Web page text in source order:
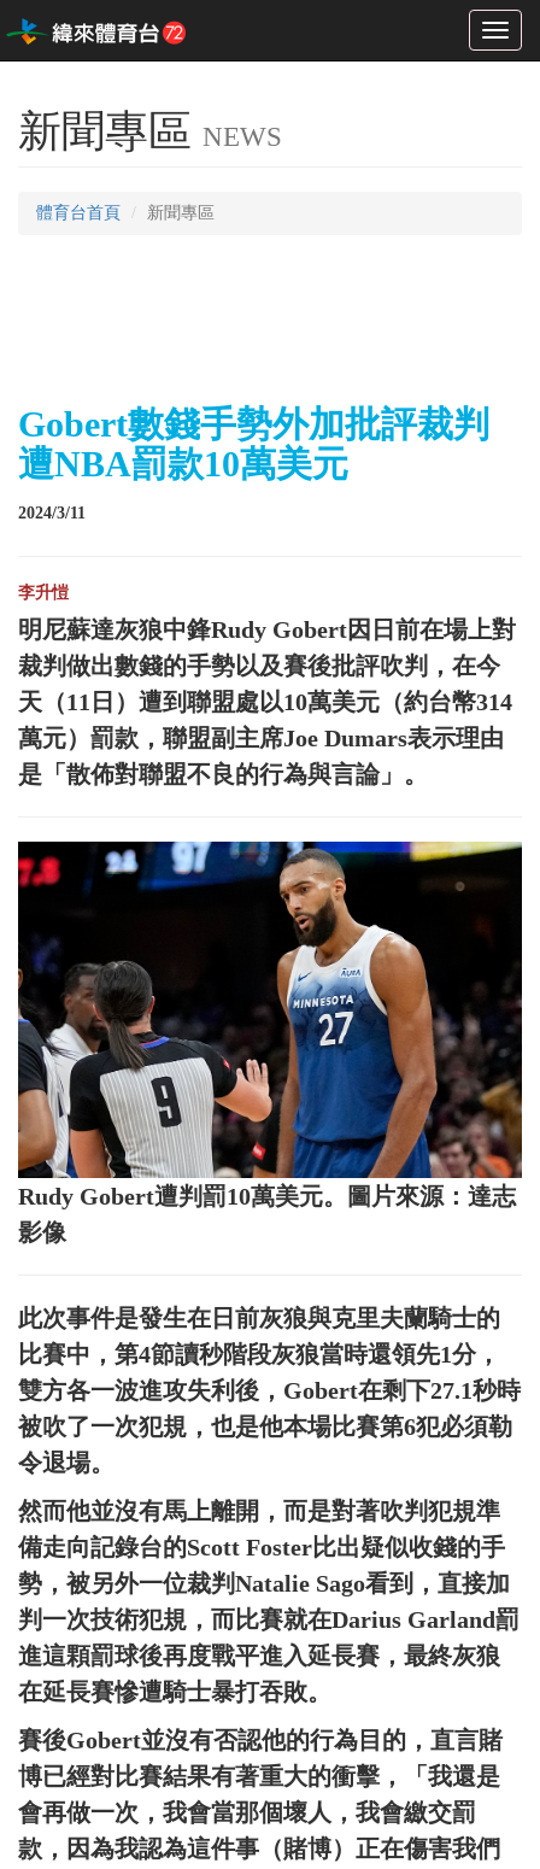
Toggle
新聞專區 NEWS
體育台首頁 新聞專區
Gobert數錢手勢外加批評裁判
遭NBA罰款10萬美元
2024/3/11
李升愷
明尼蘇達灰狼中鋒Rudy Gobert因日前在場上對
裁判做出數錢的手勢以及賽後批評吹判，在今
天（11日）遭到聯盟處以10萬美元（約台幣314
萬元）罰款，聯盟副主席Joe Dumars表示理由
是「散佈對聯盟不良的行為與言論」。
Rudy Gobert遭判罰10萬美元。圖片來源：達志
影像
此次事件是發生在日前灰狼與克里夫蘭騎士的
比賽中，第4節讀秒階段灰狼當時還領先1分，
雙方各一波進攻失利後，Gobert在剩下27.1秒時
被吹了一次犯規，也是他本場比賽第6犯必須勒
令退場。
然而他並沒有馬上離開，而是對著吹判犯規準
備走向記錄台的Scott Foster比出疑似收錢的手
勢，被另外一位裁判Natalie Sago看到，直接加
判一次技術犯規，而比賽就在Darius Garland罰
進這顆罰球後再度戰平進入延長賽，最終灰狼
在延長賽慘遭騎士暴打吞敗。
賽後Gobert並沒有否認他的行為目的，直言賭
博已經對比賽結果有著重大的衝擊，「我還是
會再做一次，我會當那個壞人，我會繳交罰
款，因為我認為這件事（賭博）正在傷害我們